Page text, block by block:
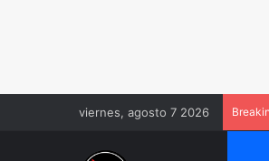
viernes, agosto 7 2026